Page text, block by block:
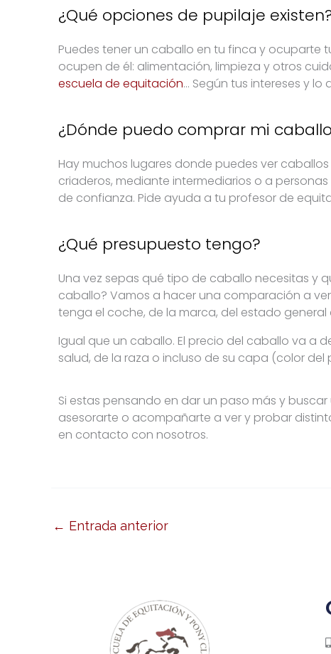
¿Qué opciones de pupilaje
Puedes tener un caballo en tu finca y ocuparte
ocupen de él: alimentación, limpieza y otros
escuela de equitación… Según tus intereses y
¿Dónde puedo comprar mi
Hay muchos lugares donde puedes ver
criaderos, mediante intermediarios o a
de confianza. Pide ayuda a tu profesor de
¿Qué presupuesto tengo?
Una vez sepas qué tipo de caballo necesitas y
caballo? Vamos a hacer una comparación a
tenga el coche, de la marca, del estado
Igual que un caballo. El precio del caballo va a
salud, de la raza o incluso de su capa (color del
Si estas pensando en dar un paso más y
asesorarte o acompañarte a ver y probar
en contacto con nosotros.
← Entrada anterior